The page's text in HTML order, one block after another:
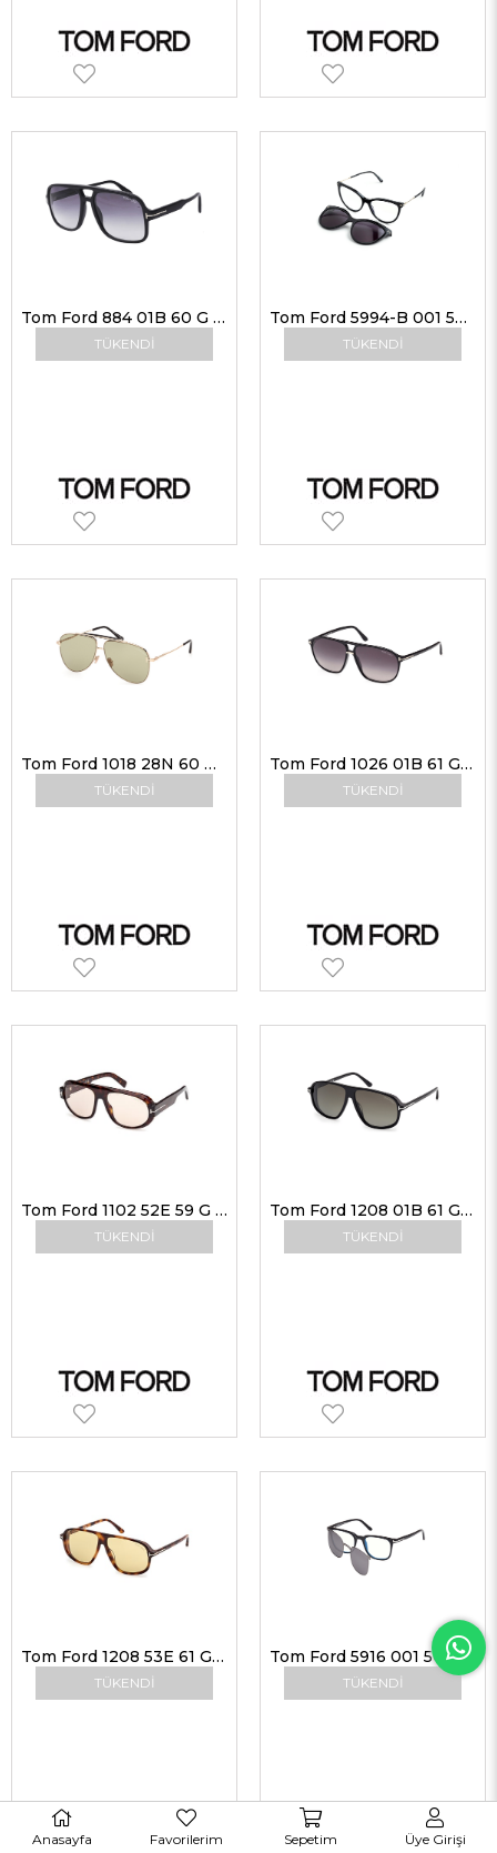
TÜKENDI
Tom Ford 884 01B 60 G Unisex Güneş Gözlükleri
TÜKENDI
Tom Ford 5994-B 001 56 G Kadın Güneş Gözlükleri
TÜKENDI
Tom Ford 1018 28N 60 G Unisex Güneş Gözlükleri
TÜKENDI
Tom Ford 1026 01B 61 G Unisex Güneş Gözlükleri
TÜKENDI
Tom Ford 1102 52E 59 G Unisex Güneş Gözlükleri
TÜKENDI
Tom Ford 1208 01B 61 G Unisex Güneş Gözlükleri
TÜKENDI
Tom Ford 1208 53E 61 G Unisex Güneş Gözlükleri
TÜKENDI
Tom Ford 5916 001 50 G Erkek Güneş Gözlükleri
Anasayfa Favorilerim Sepetim Üye Girişi